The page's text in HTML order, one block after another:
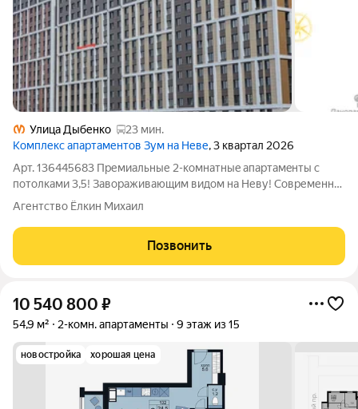
Улица Дыбенко
23 мин.
Комплекс апартаментов Зум на Неве, 3 квартал 2026
Арт. 136445683 Премиальные 2-комнатныe апaртамeнты с
потолками 3,5! Завораживающим видом на Неву! Современная
планировка. Комната 14,21 м - мастер-спальня ( со своим
посторная кухня-гостиная 17,06 м.
Агентство Ёлкин Михаил
Позвонить
10 540 800 ₽
54,9 м² 2-комн. апартаменты 9 этаж из 15
новостройка хорошая цена